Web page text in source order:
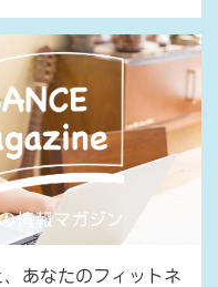
あなたのフィットネ